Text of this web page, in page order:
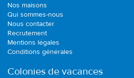
Nos maisons
Qui sommes-nous
Nous contacter
Recrutement
Mentions légales
Conditions générales
Colonies de vacances